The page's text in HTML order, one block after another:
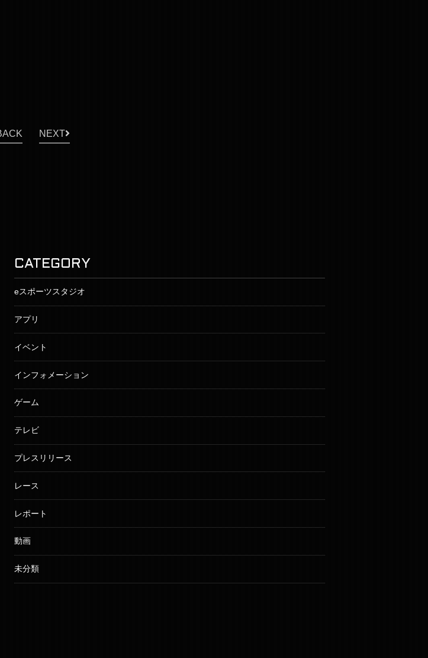
NEXT
CATEGORY
eスポーツスタジオ
アプリ
イベント
インフォメーション
ゲーム
テレビ
プレスリリース
レース
レポート
動画
未分類